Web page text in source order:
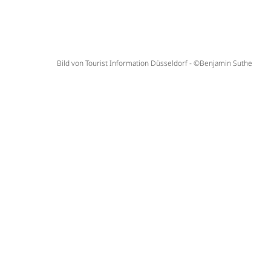
Bild von Tourist Information Düsseldorf - ©Benjamin Suthe